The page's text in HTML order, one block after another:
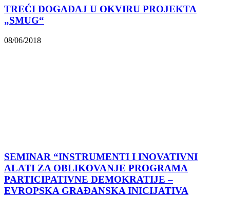
TREĆI DOGAĐAJ U OKVIRU PROJEKTA
„SMUG“
08/06/2018
SEMINAR “INSTRUMENTI I INOVATIVNI
ALATI ZA OBLIKOVANJE PROGRAMA
PARTICIPATIVNE DEMOKRATIJE –
EVROPSKA GRAĐANSKA INICIJATIVA